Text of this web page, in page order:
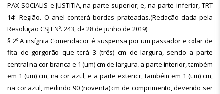
PAX SOCIALIS e JUSTITIA, na parte superior; e, na parte inferior, TRT
14ª Região. O anel conterá bordas prateadas.(Redação dada pela
Resolução CSJT Nº. 243, de 28 de junho de 2019)
§ 2º A insígnia Comendador é suspensa por um passador e colar de
fita de gorgorão que terá 3 (três) cm de largura, sendo a parte
central na cor branca e 1 (um) cm de largura, a parte interior, também
em 1 (um) cm, na cor azul, e a parte exterior, também em 1 (um) cm,
na cor azul, medindo 90 (noventa) cm de comprimento, devendo ser